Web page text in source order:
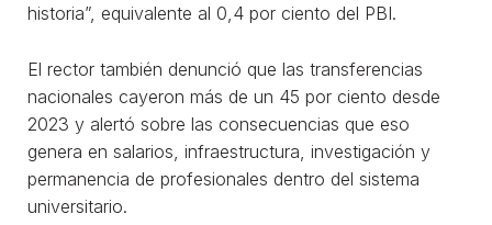
historia”, equivalente al 0,4 por ciento del PBI.
El rector también denunció que las transferencias
nacionales cayeron más de un 45 por ciento desde
2023 y alertó sobre las consecuencias que eso
genera en salarios, infraestructura, investigación y
permanencia de profesionales dentro del sistema
universitario.